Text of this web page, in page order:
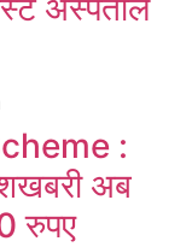
अस्पताल
:
अब
रुपए